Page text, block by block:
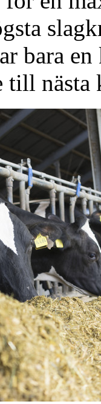
bara
till nästa